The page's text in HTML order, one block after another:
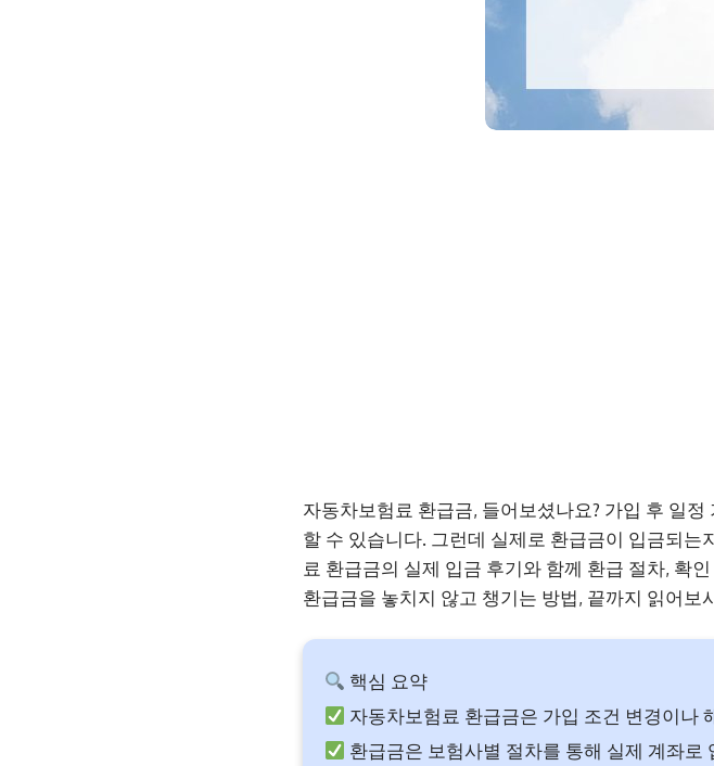
자동차보험료 환급금, 들어보셨나요? 가입 후 일
할 수 있습니다. 그런데 실제로 환급금이 입금되
료 환급금의 실제 입금 후기와 함께 환급 절차, 확
환급금을 놓치지 않고 챙기는 방법, 끝까지 읽어보
핵심 요약
자동차보험료 환급금은 가입 조건 변경이나
환급금은 보험사별 절차를 통해 실제 계좌로